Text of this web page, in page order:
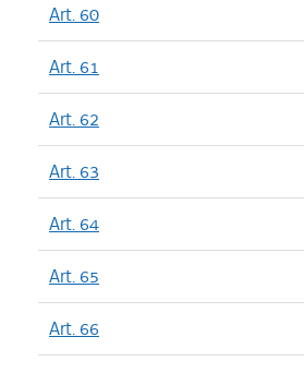
Art. 60
Art. 61
Art. 62
Art. 63
Art. 64
Art. 65
Art. 66